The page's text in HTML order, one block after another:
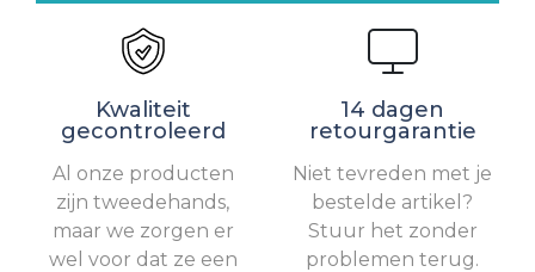
Kwaliteit
gecontroleerd
Al onze producten
zijn tweedehands,
maar we zorgen er
wel voor dat ze een
14 dagen
retourgarantie
Niet tevreden met je
bestelde artikel?
Stuur het zonder
problemen terug.